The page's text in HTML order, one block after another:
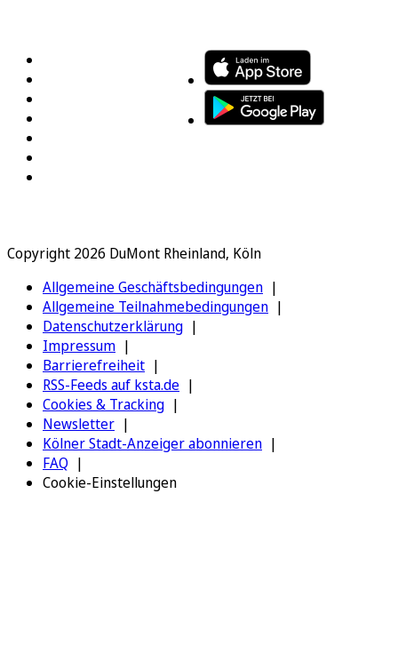
Copyright 2026 DuMont Rheinland, Köln
Allgemeine Geschäftsbedingungen
Allgemeine Teilnahmebedingungen
Datenschutzerklärung
Impressum
Barrierefreiheit
RSS-Feeds auf ksta.de
Cookies & Tracking
Newsletter
Kölner Stadt-Anzeiger abonnieren
FAQ
Cookie-Einstellungen